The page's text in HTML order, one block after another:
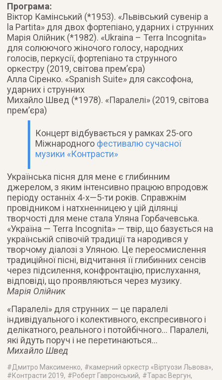
Програма:
Віктор Камінський (*1953). «Львівський сувенір a
la Partita» для двох фортепіано, ударних і струнних
Марія Олійник (*1982). «Ukraina – Terra Incognita»
для солюючого жіночого голосу, народних
голосів, перкусії, фортепіано та струнного
оркестру (2019, світова прем’єра)
Алла Сіренко. «Spanish Suite» для саксофона,
ударних і струнних
Михайло Швед (*1978). «Паралелі» (2019, світова
прем’єра)
Концерт відбувається у рамках 25-ого
Міжнародного фестивалю сучасної
музики «Контрасти»
Українська пісня для мене є глибинним
джерелом, з яким інтенсивно працюю впродовж
періоду останніх 4-х—5-ти років. Справжнім
провідником і натхненницею у цій ділянці
творчості для мене стала Уляна Горбачевська.
«Україна — Terra Incognita» — твір, що базується на
українській співочій традиції та народився у
творчому діалозі з Уляною. Це переосмислення
традиційної пісні, відчитання її глибинних сенсів
через підсилення, конфронтацію, прислухання,
відповіді, що проявляються через музику.
Марія Олійник
«Паралелі» для струнних — це паралелі
індивідуального і колективного, експресивного і
делікатного, реального і потойбічного… Паралелі,
які йдуть поруч і не перетинаються…
Михайло Швед
#Дмитро Максименко, #камерний оркестр «Віртуози Львова»,
#Контрасти 2019, #Роберт Гавронський, #Тарас Вергун,